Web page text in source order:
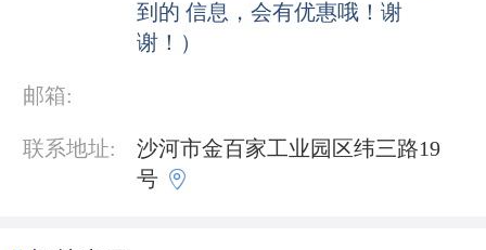
到的 信息，会有优惠哦！谢
谢！）
邮箱:
联系地址:
沙河市金百家工业园区纬三路19
号 